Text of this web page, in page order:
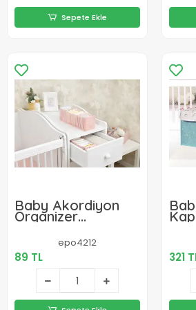
Sepete Ekle
Baby Akordiyon
Organizer
Çekmece
Düzenleyici Small
(pembe) -04102
epo4212
89 TL 321